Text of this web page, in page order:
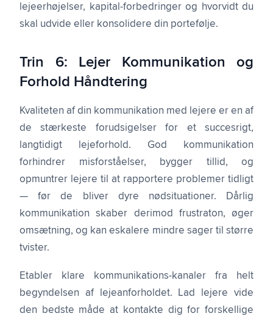
lejeerhøjelser, kapital-forbedringer og hvorvidt du
skal udvide eller konsolidere din portefølje.
Trin 6: Lejer Kommunikation og
Forhold Håndtering
Kvaliteten af din kommunikation med lejere er en af
de stærkeste forudsigelser for et succesrigt,
langtidigt lejeforhold. God kommunikation
forhindrer misforståelser, bygger tillid, og
opmuntrer lejere til at rapportere problemer tidligt
— før de bliver dyre nødsituationer. Dårlig
kommunikation skaber derimod frustraton, øger
omsætning, og kan eskalere mindre sager til større
tvister.
Etabler klare kommunikations-kanaler fra helt
begyndelsen af lejeanforholdet. Lad lejere vide
den bedste måde at kontakte dig for forskellige